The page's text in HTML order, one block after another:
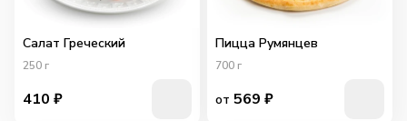
Салат Греческий
250 г
410 ₽
Пицца Румянцев
700 г
от 569 ₽